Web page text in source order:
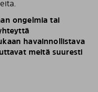
ongelmia tai
havainnollistava
meitä suuresti